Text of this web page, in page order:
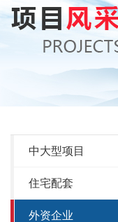
中大型项目
住宅配套
外资企业